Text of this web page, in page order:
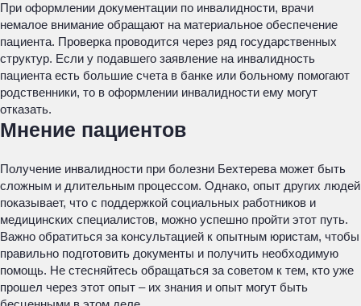
При оформлении документации по инвалидности, врачи
немалое внимание обращают на материальное обеспечение
пациента. Проверка проводится через ряд государственных
структур. Если у подавшего заявление на инвалидность
пациента есть большие счета в банке или больному помогают
родственники, то в оформлении инвалидности ему могут
отказать.
Мнение пациентов
Получение инвалидности при болезни Бехтерева может быть
сложным и длительным процессом. Однако, опыт других людей
показывает, что с поддержкой социальных работников и
медицинских специалистов, можно успешно пройти этот путь.
Важно обратиться за консультацией к опытным юристам, чтобы
правильно подготовить документы и получить необходимую
помощь. Не стесняйтесь обращаться за советом к тем, кто уже
прошел через этот опыт – их знания и опыт могут быть